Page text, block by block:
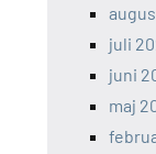
juli
juni
maj